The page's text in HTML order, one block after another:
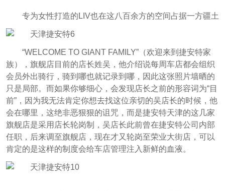
专为女性打造的LIV也在这八百余方的空间占据一方疆土
“WELCOME TO GIANT FAMILY”（欢迎来到捷安特家
族），旗舰店目前的店长姓吴，他介绍说每周车店都会组织
会员外出骑行，骑到哪也就记录到哪，因此这张照片墙晒的
只是局部。而如果你够细心，会发现店长之前的形容词为“目
前”，因为我无法肯定你想去找这位亲切的吴店长的时候，他
会在哪里，这绝非恶狠狠的诅咒，而是捷安特天津的这几家
旗舰店是采用店长轮岗制，吴店长此前曾在捷安特公司内部
任职，后来调至旗舰店，现在才又轮岗至荣业大街店，可以
肯定的是这样的制度会给车店管理注入新鲜的血液。